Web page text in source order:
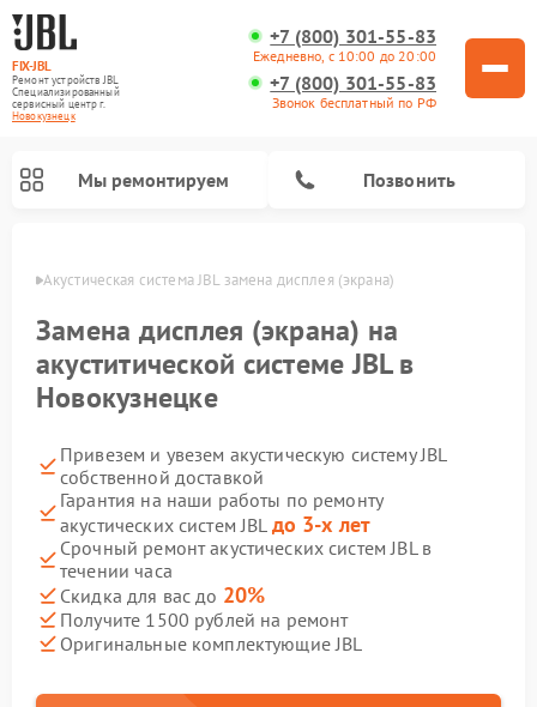
FIX-JBL
Ремонт устройств JBL
Специализированный
cервисный центр г.
Новокузнецк
+7 (800) 301-55-83
Ежедневно, с 10:00 до 20:00
+7 (800) 301-55-83
Звонок бесплатный по РФ
Мы ремонтируем Позвонить
Акустическая система JBL замена дисплея (экрана)
Замена дисплея (экрана) на
акуститической системе JBL в
Новокузнецке
Привезем и увезем акустическую систему JBL
собственной доставкой
Гарантия на наши работы по ремонту
акустических систем JBL до 3-х лет
Срочный ремонт акустических систем JBL в
течении часа
Скидка для вас до 20%
Получите 1500 рублей на ремонт
Оригинальные комплектующие JBL